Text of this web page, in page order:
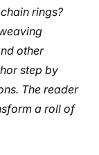
rings?
other
step by
The reader
a roll of